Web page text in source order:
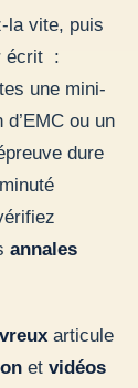
la vite, puis
écrit :
une mini-
ou un
dure
annales
articule
et vidéos